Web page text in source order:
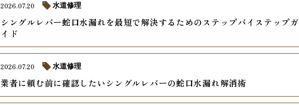
シングルレバー蛇口水漏れを最短で解決するためのステップバイステップガ
イド
2026.07.20 水道修理
業者に頼む前に確認したいシングルレバーの蛇口水漏れ解消術
2026.07.20 水道修理